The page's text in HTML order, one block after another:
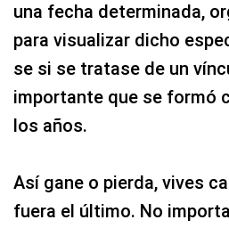
una fecha determinada,
para visualizar dicho
se si se tratase de un
importante que se formó
los años.
Así gane o pierda, vives
fuera el último. No